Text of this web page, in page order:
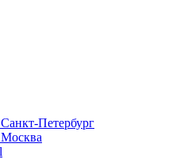
Санкт-Петербург
Москва